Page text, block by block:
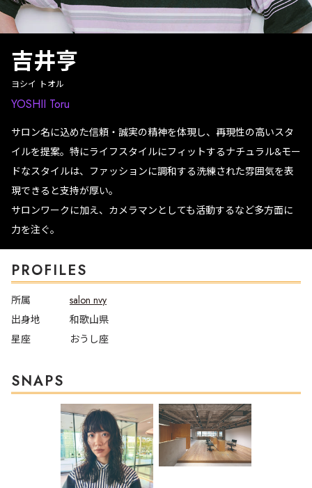
吉井亨
ヨシイ トオル
YOSHII Toru
サロン名に込めた信頼・誠実の精神を体現し、再現性の高いスタ
イルを提案。特にライフスタイルにフィットするナチュラル&モー
ドなスタイルは、ファッションに調和する洗練された雰囲気を表
現できると支持が厚い。
サロンワークに加え、カメラマンとしても活動するなど多方面に
力を注ぐ。
PROFILES
所属
salon nvy
出身地
和歌山県
星座
おうし座
SNAPS